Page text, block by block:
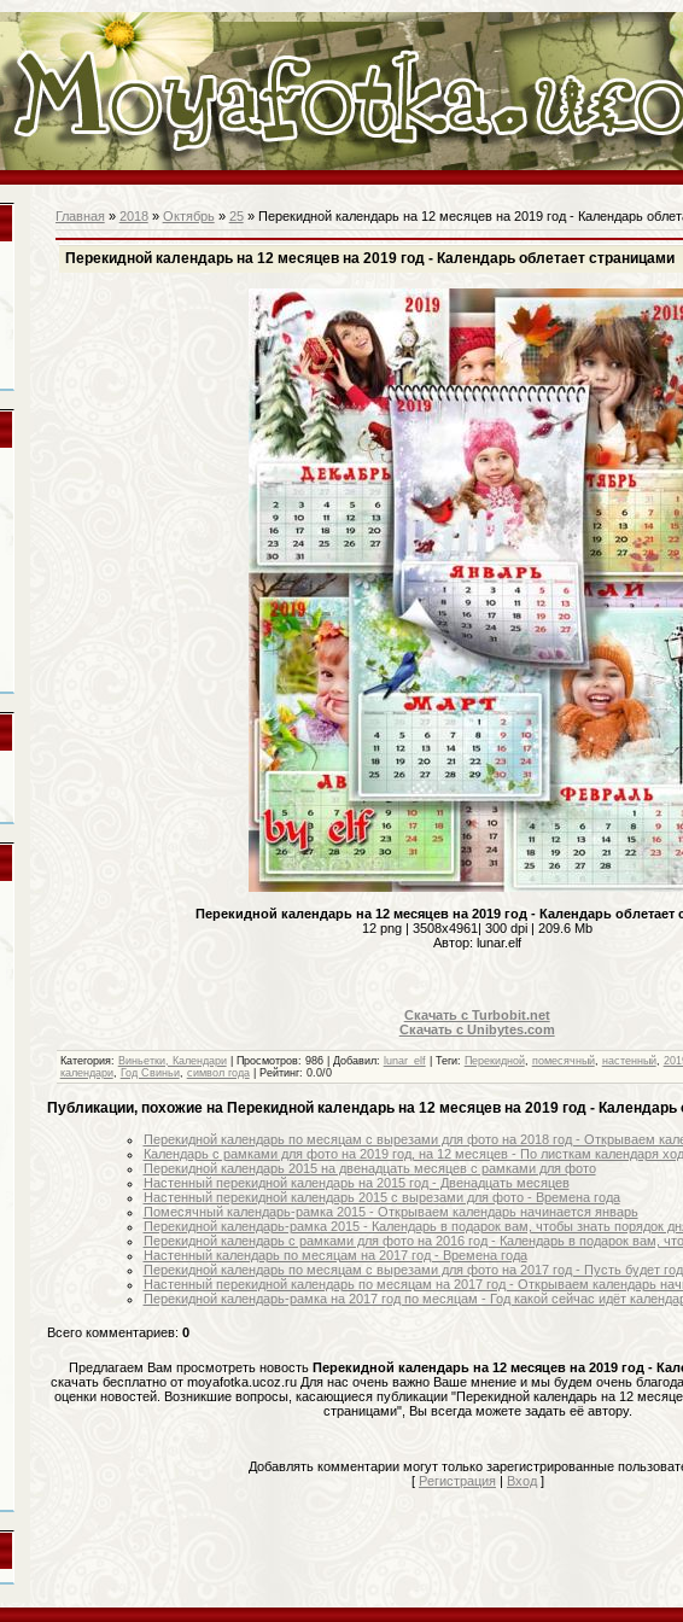
Главная » 2018 » Октябрь » 25» Перекидной календарь на 12 месяцев на 2019 год - Календарь
Перекидной календарь на 12 месяцев на 2019 год - Календарь облетает страницами
Перекидной календарь на 12 месяцев на 2019 год - Календарь облетает
12 png | 3508x4961| 300 dpi | 209.6 Mb
Автор: lunar.elf
Скачать с Turbobit.net
Скачать с Unibytes.com
Категория: Виньетки, Календари| Просмотров: 986 | Добавил: lunar_elf| Теги: Перекидной, помесячный, настенный,
календари, Год Свиньи, символ года| Рейтинг: 0.0/0
Публикации, похожие на Перекидной календарь на 12 месяцев на 2019 год - Календарь
Перекидной календарь по месяцам с вырезами для фото на 2018 год - Открываем
Календарь с рамками для фото на 2019 год, на 12 месяцев - По листкам календаря
Перекидной календарь 2015 на двенадцать месяцев с рамками для фото
Настенный перекидной календарь на 2015 год - Двенадцать месяцев
Настенный перекидной календарь 2015 с вырезами для фото - Времена года
Помесячный календарь-рамка 2015 - Открываем календарь начинается январь
Перекидной календарь-рамка 2015 - Календарь в подарок вам, чтобы знать порядок
Перекидной календарь с рамками для фото на 2016 год - Календарь в подарок вам,
Настенный календарь по месяцам на 2017 год - Времена года
Перекидной календарь по месяцам с вырезами для фото на 2017 год - Пусть будет
Настенный перекидной календарь по месяцам на 2017 год - Открываем календарь
Перекидной календарь-рамка на 2017 год по месяцам - Год какой сейчас идёт
Всего комментариев: 0
Предлагаем Вам просмотреть новость Перекидной календарь на 12 месяцев на 2019 год -
скачать бесплатно от moyafotka.ucoz.ru Для нас очень важно Ваше мнение и мы будем очень
оценки новостей. Возникшие вопросы, касающиеся публикации "Перекидной календарь на 12
страницами", Вы всегда можете задать её автору.
Добавлять комментарии могут только зарегистрированные
[ Регистрация Вход]